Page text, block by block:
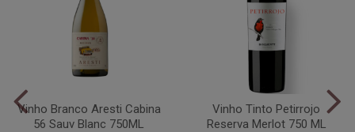
Vinho Branco Aresti Cabina
56 Sauv Blanc 750ML
Vinho Tinto Petirrojo
Reserva Merlot 750 ML